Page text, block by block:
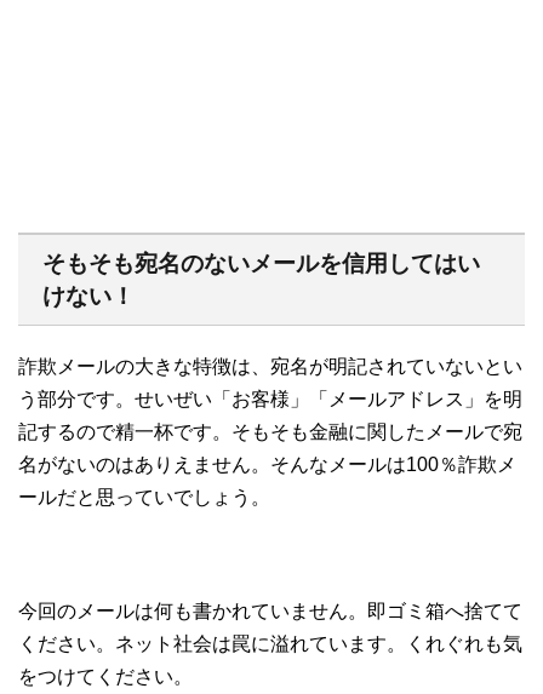
そもそも宛名のないメールを信用してはい
けない！
詐欺メールの大きな特徴は、宛名が明記されていないとい
う部分です。せいぜい「お客様」「メールアドレス」を明
記するので精一杯です。そもそも金融に関したメールで宛
名がないのはありえません。そんなメールは100％詐欺メ
ールだと思っていでしょう。
今回のメールは何も書かれていません。即ゴミ箱へ捨てて
ください。ネット社会は罠に溢れています。くれぐれも気
をつけてください。